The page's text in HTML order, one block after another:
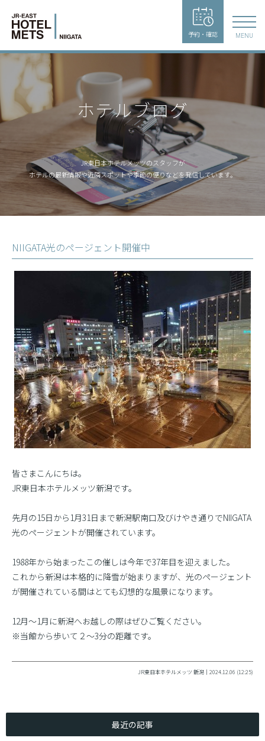
予約・確認 MENU
ホテルブログ
JR東日本ホテルメッツのスタッフが
ホテルの最新情報や近隣スポットや季節の便りなどを発信しています。
NIIGATA光のページェント開催中
皆さまこんにちは。
JR東日本ホテルメッツ新潟です。
先月の15日から1月31日まで新潟駅南口及びけやき通りでNIIGATA
光のページェントが開催されています。
1988年から始まったこの催しは今年で37年目を迎えました。
これから新潟は本格的に降雪が始まりますが、光のページェント
が開催されている間はとても幻想的な風景になります。
12月〜1月に新潟へお越しの際はぜひご覧ください。
※当館から歩いて２〜3分の距離です。
JR東日本ホテルメッツ 新潟｜2024.12.06 (12:25)
最近の記事